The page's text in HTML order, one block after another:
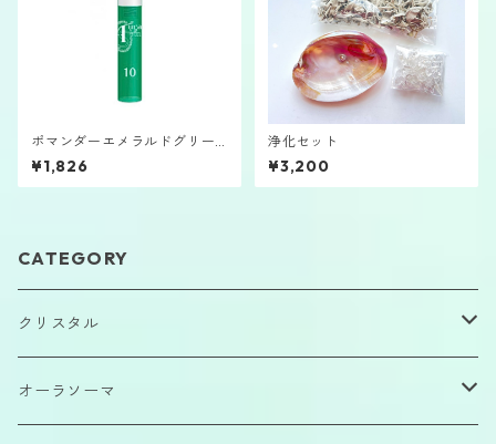
ポマンダーエメラルドグリー
ン2.5㎖バイアル⑩
¥1,826
浄化セット
¥3,200
CATEGORY
クリスタル
原石
オーラソーマ